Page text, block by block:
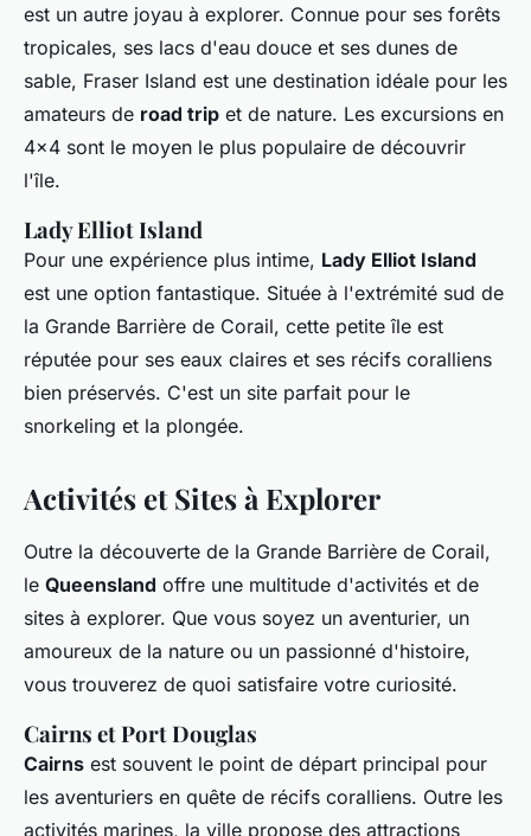
est un autre joyau à explorer. Connue pour ses forêts
tropicales, ses lacs d'eau douce et ses dunes de
sable, Fraser Island est une destination idéale pour les
amateurs de road trip et de nature. Les excursions en
4x4 sont le moyen le plus populaire de découvrir
l'île.
Lady Elliot Island
Pour une expérience plus intime, Lady Elliot Island
est une option fantastique. Située à l'extrémité sud de
la Grande Barrière de Corail, cette petite île est
réputée pour ses eaux claires et ses récifs coralliens
bien préservés. C'est un site parfait pour le
snorkeling et la plongée.
Activités et Sites à Explorer
Outre la découverte de la Grande Barrière de Corail,
le Queensland offre une multitude d'activités et de
sites à explorer. Que vous soyez un aventurier, un
amoureux de la nature ou un passionné d'histoire,
vous trouverez de quoi satisfaire votre curiosité.
Cairns et Port Douglas
Cairns est souvent le point de départ principal pour
les aventuriers en quête de récifs coralliens. Outre les
activités marines, la ville propose des attractions